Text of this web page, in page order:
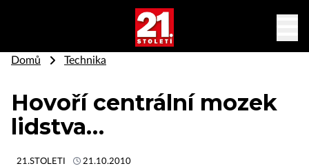
Domů Technika
Hovoří centrální mozek
lidstva…
21.STOLETI 21.10.2010